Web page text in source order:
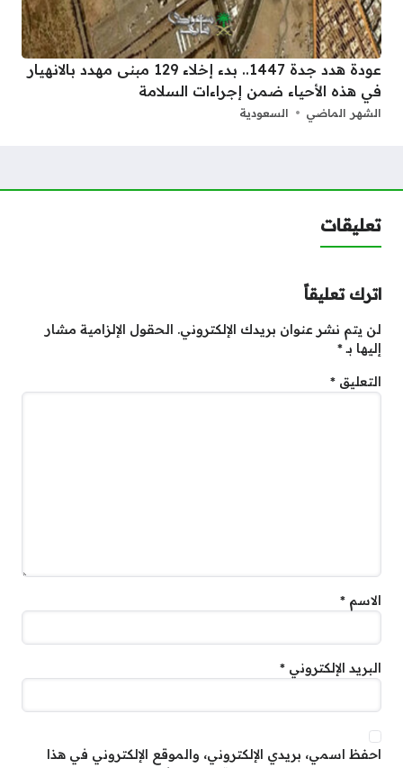
عودة هدد جدة 1447.. بدء إخلاء 129 مبنى مهدد بالانهيار
في هذه الأحياء ضمن إجراءات السلامة
الشهر الماضي السعودية
تعليقات
اترك تعليقاً
لن يتم نشر عنوان بريدك الإلكتروني. الحقول الإلزامية مشار
إليها بـ*
التعليق *
الاسم *
البريد الإلكتروني *
احفظ اسمي، بريدي الإلكتروني، والموقع الإلكتروني في هذا